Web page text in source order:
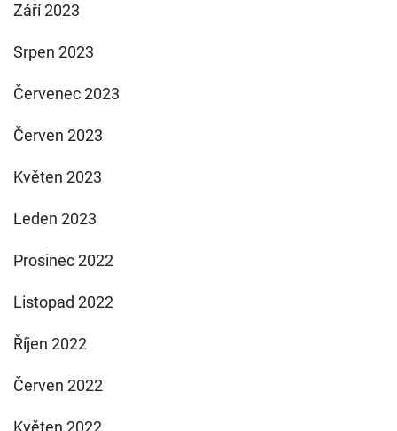
Září 2023
Srpen 2023
Červenec 2023
Červen 2023
Květen 2023
Leden 2023
Prosinec 2022
Listopad 2022
Říjen 2022
Červen 2022
Květen 2022